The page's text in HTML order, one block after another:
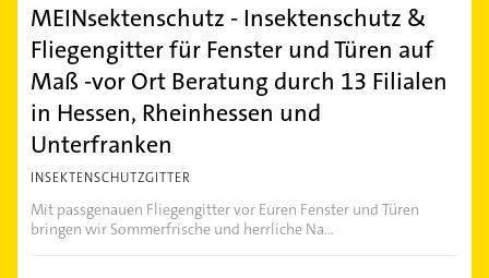
MEINsektenschutz - Insektenschutz &
Fliegengitter für Fenster und Türen auf
Maß -vor Ort Beratung durch 13 Filialen
in Hessen, Rheinhessen und
Unterfranken
INSEKTENSCHUTZGITTER
Mit passgenauen Fliegengitter vor Euren Fenster und Türen
bringen wir Sommerfrische und herrliche Na...